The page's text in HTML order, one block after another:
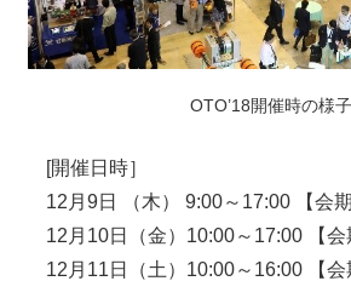
OTO’18開催時の様子
[開催日時］
12月9日 （木） 9:00～17:00 【会期
12月10日（金）10:00～17:00 【会
12月11日（土）10:00～16:00 【会